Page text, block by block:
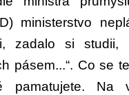
ministerstvo
zadalo si studii,
pásem...“. Co se
pamatujete. Na